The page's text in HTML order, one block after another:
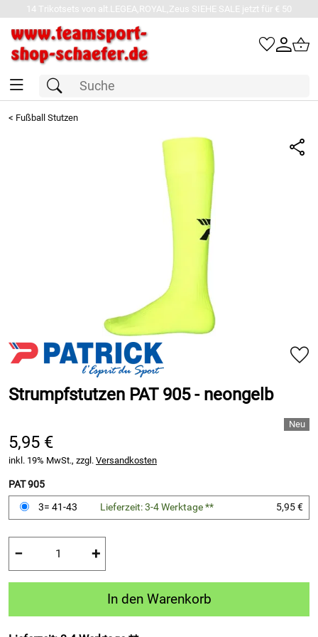
14 Trikotsets von alt.LEGEA,ROYAL,Zeus SIEHE SALE jetzt für € 50
< Fußball Stutzen
Strumpfstutzen PAT 905 - neongelb
5,95 €
inkl. 19% MwSt., zzgl. Versandkosten
PAT 905
3= 41-43
Lieferzeit: 3-4 Werktage ** 5,95 €
− +
In den Warenkorb